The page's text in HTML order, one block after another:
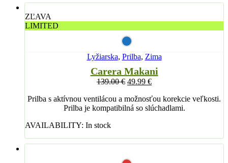
ZĽAVA
LIMITED
Lyžiarska, Prilba, Zima
Carera Makani
139.00€ 49.99 €
Prilba s aktívnou ventilácou a možnosťou korekcie veľkosti.
Prilba je kompatibilná so slúchadlami.
AVAILABILITY: In stock